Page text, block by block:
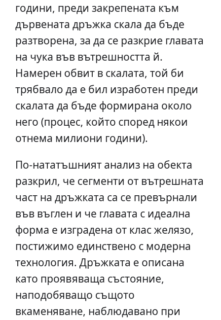
години, преди закрепената към
дървената дръжка скала да бъде
разтворена, за да се разкрие главата
на чука във вътрешността й.
Намерен обвит в скалата, той би
трябвало да е бил изработен преди
скалата да бъде формирана около
него (процес, който според някои
отнема милиони години).
По-нататъшният анализ на обекта
разкрил, че сегменти от вътрешната
част на дръжката са се превърнали
във въглен и че главата с идеална
форма е изградена от клас желязо,
постижимо единствено с модерна
технология. Дръжката е описана
като проявяваща състояние,
наподобяващо същото
вкаменяване, наблюдавано при